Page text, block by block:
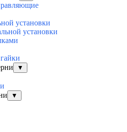
установки
установки
▼
▼